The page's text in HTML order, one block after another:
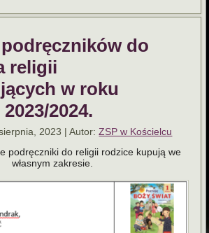
do
religii
w roku
2024.
2023 |Autor: ZSP w Kościelcu
podręczniki do religii rodzice kupują we
własnym zakresie.